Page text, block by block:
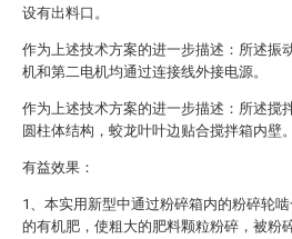
设有出料口。
作为上述技术方案的进一步描述：所述振
机和第二电机均通过连接线外接电源。
作为上述技术方案的进一步描述：所述搅
圆柱体结构，蛟龙叶叶边贴合搅拌箱内壁。
有益效果：
1、本实用新型中通过粉碎箱内的粉碎轮
的有机肥，使粗大的肥料颗粒粉碎，被粉